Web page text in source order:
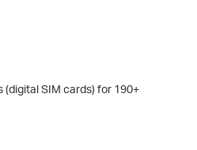
(digital SIM cards) for 190+